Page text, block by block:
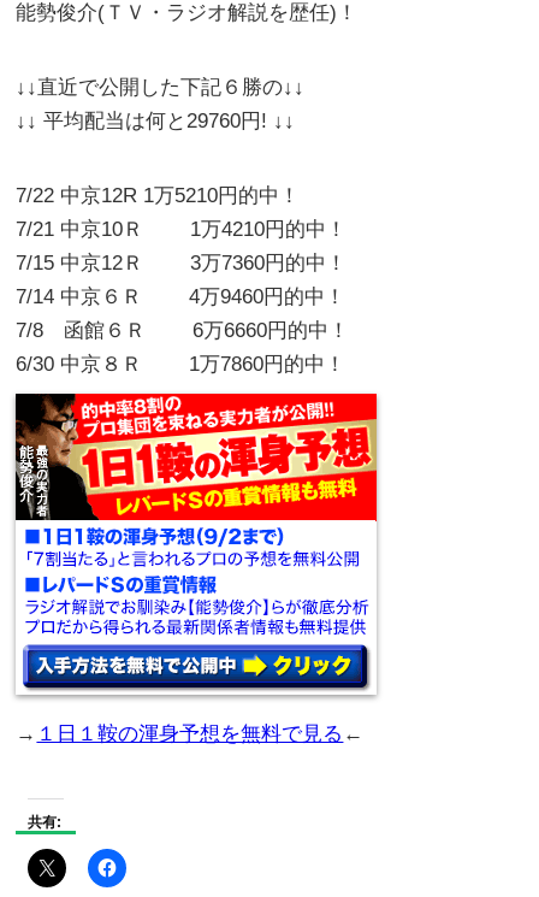
能勢俊介(ＴＶ・ラジオ解説を歴任)！
↓↓直近で公開した下記６勝の↓↓
↓↓ 平均配当は何と29760円! ↓↓
7/22 中京12R 1万5210円的中！
7/21 中京10Ｒ 1万4210円的中！
7/15 中京12Ｒ 3万7360円的中！
7/14 中京６Ｒ 4万9460円的中！
7/8 函館６Ｒ 6万6660円的中！
6/30 中京８Ｒ 1万7860円的中！
→ １日１鞍の渾身予想を無料で見る ←
共有: